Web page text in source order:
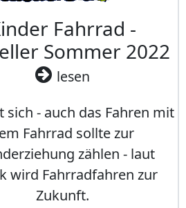
Fahrrad -
Sommer 2022
lesen
sich - auch das Fahren mit
Fahrrad sollte zur
zählen - laut
wird Fahrradfahren zur
Zukunft.